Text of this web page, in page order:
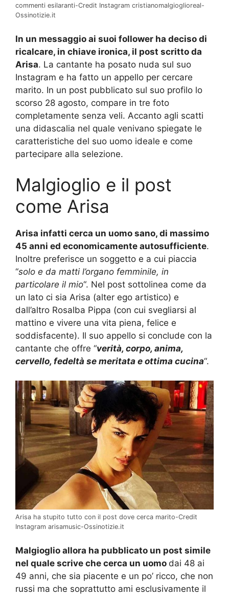
commenti esilaranti-Credit Instagram cristianomalgioglioreal-
Ossinotizie.it
In un messaggio ai suoi follower ha deciso di
ricalcare, in chiave ironica, il post scritto da
Arisa. La cantante ha posato nuda sul suo
Instagram e ha fatto un appello per cercare
marito. In un post pubblicato sul suo profilo lo
scorso 28 agosto, compare in tre foto
completamente senza veli. Accanto agli scatti
una didascalia nel quale venivano spiegate le
caratteristiche del suo uomo ideale e come
partecipare alla selezione.
Malgioglio e il post
come Arisa
Arisa infatti cerca un uomo sano, di massimo
45 anni ed economicamente autosufficiente.
Inoltre preferisce un soggetto e a cui piaccia
“solo e da matti l’organo femminile, in
particolare il mio“. Nel post sottolinea come da
un lato ci sia Arisa (alter ego artistico) e
dall’altro Rosalba Pippa (con cui svegliarsi al
mattino e vivere una vita piena, felice e
soddisfacente). Il suo appello si conclude con la
cantante che offre “verità, corpo, anima,
cervello, fedeltà se meritata e ottima cucina“.
Arisa ha stupito tutto con il post dove cerca marito-Credit
Instagram arisamusic-Ossinotizie.it
Malgioglio allora ha pubblicato un post simile
nel quale scrive che cerca un uomo dai 48 ai
49 anni, che sia piacente e un po’ ricco, che non
russi ma che soprattutto ami esclusivamente il